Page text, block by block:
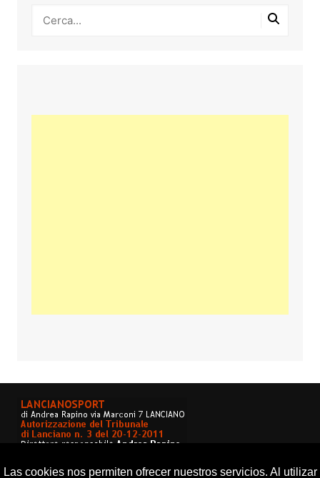
Las cookies nos permiten ofrecer nuestros servicios. Al utilizar